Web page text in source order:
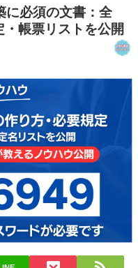
に必須の文書：全
帳票リストを公開